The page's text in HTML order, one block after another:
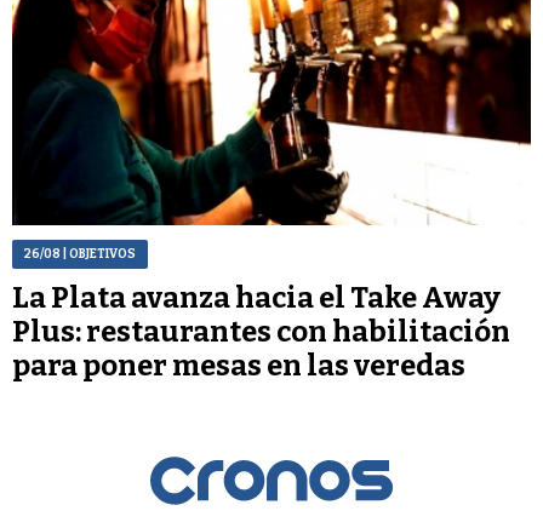
26/08 | OBJETIVOS
La Plata avanza hacia el Take Away
Plus: restaurantes con habilitación
para poner mesas en las veredas